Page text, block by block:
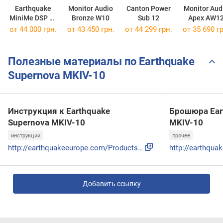
Earthquake
MiniMe DSP P-
63
Monitor Audio
Bronze W10
Canton Power
Sub 12
Monitor
Apex
от 44 000 грн. от 43 450 грн. от 44 299 грн. от 35 690
Полезные материалы по Earthquake
Supernova MKIV-10
Инструкция к Earthquake
Supernova MKIV-10
инструкции
http://earthquakeeurope.com/Products/Home-Audio/Subwoofers/...
Брошюра
MKIV-10
прочее
Добавить ссылку